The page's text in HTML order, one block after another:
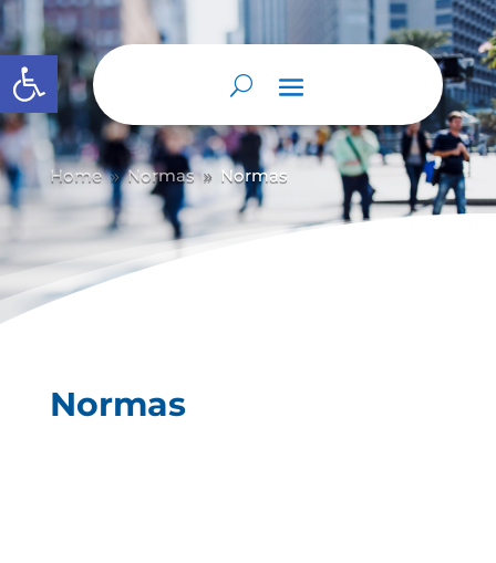
Abrir barra de herramientas
Home 9 Normas 9 Normas
Normas